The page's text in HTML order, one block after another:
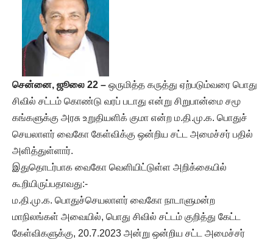
சென்னை, ஜூலை 22 – ஒருமித்த கருத்து ஏற்படும்வரை பொது
சிவில் சட்டம் கொண்டு வரப் படாது என்று சிறுபான்மை சமூ
கங்களுக்கு அரசு உறுதியளிக் குமா என்ற ம.தி.மு.க. பொதுச்
செயலாளர் வைகோ கேள்விக்கு ஒன்றிய சட்ட அமைச்சர் பதில்
அளித்துள்ளார்.
இதுதொடர்பாக வைகோ வெளியிட்டுள்ள அறிக்கையில்
கூறியிருப்பதாவது:-
ம.தி.மு.க. பொதுச்செயலாளர் வைகோ நாடாளுமன்ற
மாநிலங்கள் அவையில், பொது சிவில் சட்டம் குறித்து கேட்ட
கேள்விகளுக்கு, 20.7.2023 அன்று ஒன்றிய சட்ட அமைச்சர்